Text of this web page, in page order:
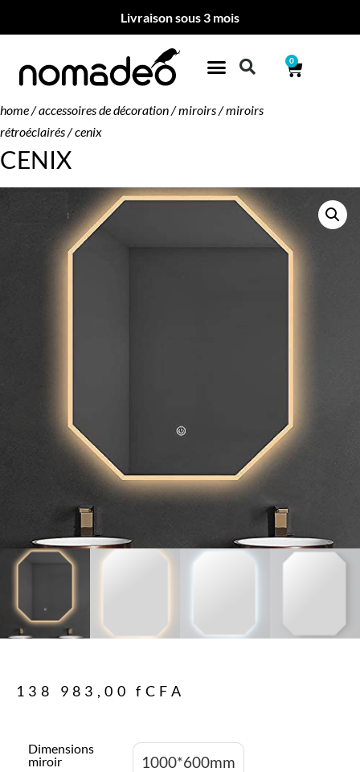
Livraison sous 3 mois
0
home/accessoires de décoration/miroirs/miroirs
rétroéclairés/ cenix
CENIX
138 983,00fCFA
Dimensions
miroir
1000*600mm